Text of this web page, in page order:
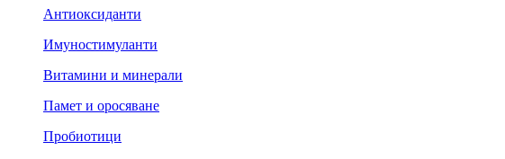
Антиоксиданти
Имуностимуланти
Витамини и минерали
Памет и оросяване
Пробиотици